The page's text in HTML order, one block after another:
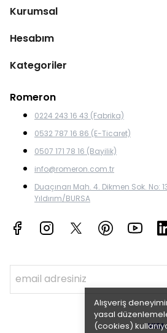
Alışveriş
yasal
(cookies)
Kurumsal
Hesabım
Kategoriler
Romeron
0224 243 16 43 (Fabrika)
0532 787 16 86 (E-Ticaret)
0507 171 78 16 (Bayilik)
info@romeron.com.tr
Duaçınarı Mah. 4. Dikmen Sok. No:
Yıldırım/BURSA